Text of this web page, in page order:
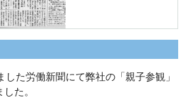
た労働新聞にて弊社の「親子参観」
た。